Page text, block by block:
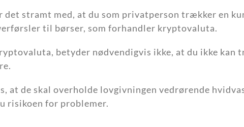
det stramt med, at du som privatperson trækker en
til børser, som forhandler kryptovaluta.
betyder nødvendigvis ikke, at du ikke kan
at de skal overholde lovgivningen vedrørende
risikoen for problemer.